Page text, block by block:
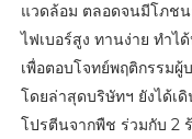
แวดล้อม ตลอดจนมีโภชน
ไฟเบอร์สูง ทานง่าย ทำ
เพื่อตอบโจทย์พฤติกรรม
โดยล่าสุดบริษัทฯ ยังได้เ
โปรตีนจากพืช ร่วมกับ 2